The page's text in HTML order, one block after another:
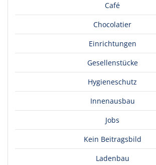
Café
Chocolatier
Einrichtungen
Gesellenstücke
Hygieneschutz
Innenausbau
Jobs
Kein Beitragsbild
Ladenbau